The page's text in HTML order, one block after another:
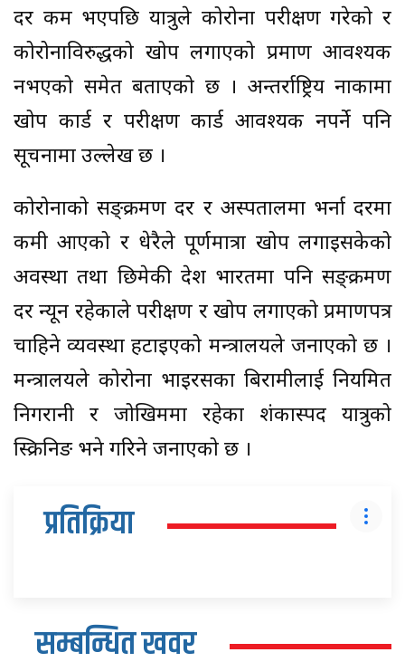
दर कम भएपछि यात्रुले कोरोना परीक्षण गरेको र
कोरोनाविरुद्धको खोप लगाएको प्रमाण आवश्यक
नभएको समेत बताएको छ । अन्तर्राष्ट्रिय नाकामा
खोप कार्ड र परीक्षण कार्ड आवश्यक नपर्ने पनि
सूचनामा उल्लेख छ ।
कोरोनाको सङ्क्रमण दर र अस्पतालमा भर्ना दरमा
कमी आएको र धेरैले पूर्णमात्रा खोप लगाइसकेको
अवस्था तथा छिमेकी देश भारतमा पनि सङ्क्रमण
दर न्यून रहेकाले परीक्षण र खोप लगाएको प्रमाणपत्र
चाहिने व्यवस्था हटाइएको मन्त्रालयले जनाएको छ ।
मन्त्रालयले कोरोना भाइरसका बिरामीलाई नियमित
निगरानी र जोखिममा रहेका शंकास्पद यात्रुको
स्क्रिनिङ भने गरिने जनाएको छ ।
प्रतिक्रिया
सम्बन्धित खवर